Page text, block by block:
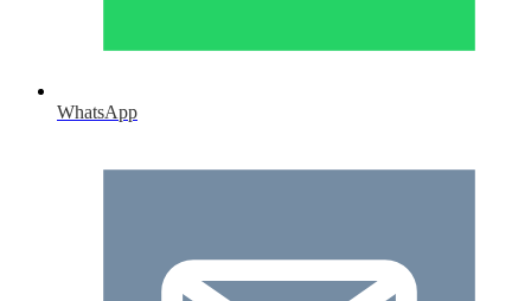
WhatsApp